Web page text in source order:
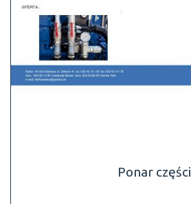
Ponar części